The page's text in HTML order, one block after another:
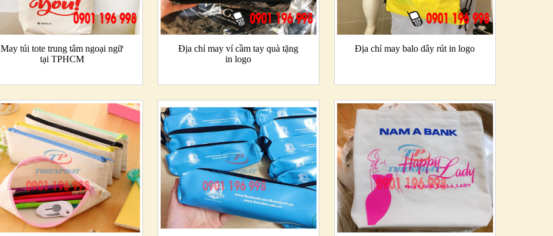
May túi tote trung tâm ngoại ngữ
tại TPHCM
Địa chỉ may ví cầm tay quà tặng
in logo
Địa chỉ may balo dây rút in logo